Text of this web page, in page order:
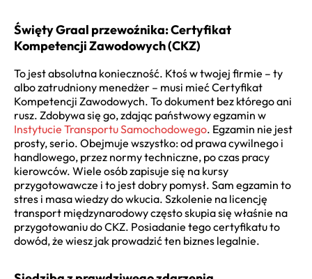
Święty Graal przewoźnika: Certyfikat
Kompetencji Zawodowych (CKZ)
To jest absolutna konieczność. Ktoś w twojej firmie – ty
albo zatrudniony menedżer – musi mieć Certyfikat
Kompetencji Zawodowych. To dokument bez którego ani
rusz. Zdobywa się go, zdając państwowy egzamin w
Instytucie Transportu Samochodowego. Egzamin nie jest
prosty, serio. Obejmuje wszystko: od prawa cywilnego i
handlowego, przez normy techniczne, po czas pracy
kierowców. Wiele osób zapisuje się na kursy
przygotowawcze i to jest dobry pomysł. Sam egzamin to
stres i masa wiedzy do wkucia. Szkolenie na licencję
transport międzynarodowy często skupia się właśnie na
przygotowaniu do CKZ. Posiadanie tego certyfikatu to
dowód, że wiesz jak prowadzić ten biznes legalnie.